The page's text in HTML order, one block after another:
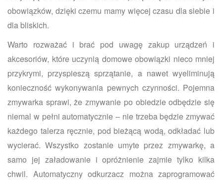
obowiązków, dzięki czemu mamy więcej czasu dla siebie i
dla bliskich.
Warto rozważać i brać pod uwagę zakup urządzeń i
akcesoriów, które uczynią domowe obowiązki nieco mniej
przykrymi, przyspieszą sprzątanie, a nawet wyeliminują
konieczność wykonywania pewnych czynności. Pojemna
zmywarka sprawi, że zmywanie po obiedzie odbędzie się
niemal w pełni automatycznie – nie trzeba będzie zmywać
każdego talerza ręcznie, pod bieżącą wodą, odkładać lub
wycierać. Wszystko zostanie umyte przez zmywarkę, a
samo jej załadowanie i opróżnienie zajmie tylko kilka
chwil. Automatyczny odkurzacz można zaprogramować